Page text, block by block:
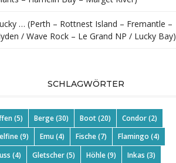
… (Perth – Rottnest Island – Fremantle –
/ Wave Rock – Le Grand NP / Lucky Bay)
SCHLAGWÖRTER
(5) Berge(30) Boot(20) Condor(2)
(9) Emu (4) Fische(7) Flamingo (4)
(4) Gletscher(5) Höhle(9) Inkas (3)